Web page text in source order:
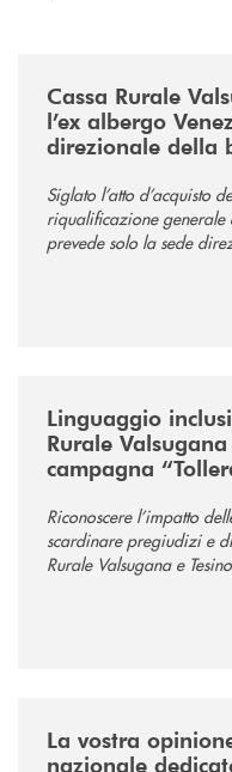
Cassa Rurale
l’ex albergo
direzionale della
Siglato l’atto d’acquisto
riqualificazione generale
prevede solo la sede
Linguaggio
Rurale
campagna
Riconoscere l’impatto
scardinare pregiudizi e
Rurale Valsugana e
La vostra
nazionale